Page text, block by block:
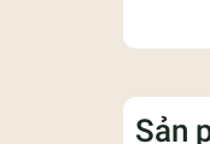
Ngâm
Sản